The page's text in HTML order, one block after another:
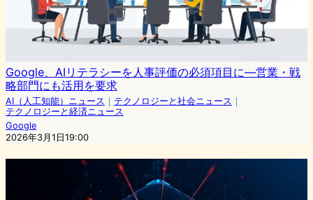
Google、AIリテラシーを人事評価の必須項目に―営業・戦
略部門にも活用を要求
AI（人工知能）ニュース ｜ テクノロジーと社会ニュース ｜
テクノロジーと経済ニュース
Google
2026年3月1日19:00